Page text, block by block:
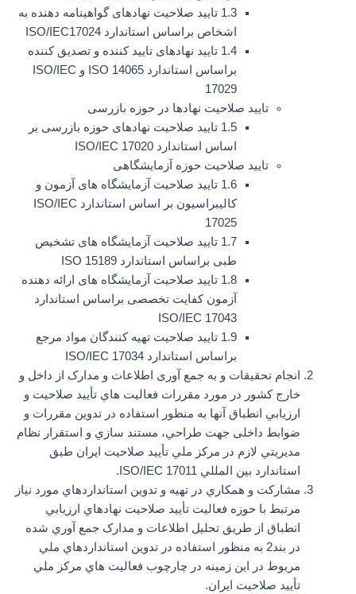
1.3 تایید صلاحیت نهادهای گواهینامه دهنده به
اشخاص براساس استاندارد ISO/IEC17024
1.4 تایید نهادهای تایید کننده و تصدیق کننده
براساس استاندارد ISO 14065 و ISO/IEC
17029
تایید صلاحیت نهادها در حوزه بازرسی
1.5 تایید صلاحیت نهادهای حوزه بازرسی بر
اساس استاندارد ISO/IEC 17020
تایید صلاحیت حوزه آزمایشگاهی
1.6 تایید صلاحیت آزمایشگاه های آزمون و
کالیبراسیون بر اساس استاندارد ISO/IEC
17025
1.7 تایید صلاحیت آزمایشگاه های تشخیص
طبی براساس استاندارد ISO 15189
1.8 تایید صلاحیت آزمایشگاه های ارائه دهنده
آزمون کفایت تخصصی براساس استاندارد
ISO/IEC 17043
1.9 تایید صلاحیت تهیه کنندگان مواد مرجع
براساس استاندارد ISO/IEC 17034
انجام تحقيقات و به جمع آوری اطلاعات و مدارک از داخل و
خارج کشور در مورد مقررات فعاليت هاي تأييد صلاحيت و
ارزيابي انطباق آنها به منظور استفاده در تدوين مقررات و
ضوابط داخلی جهت طراحي، مستند سازي و استقرار نظام
مديريتي لازم در مرکز ملي تأييد صلاحيت ايران طبق
استاندارد بين المللي ISO/IEC 17011.
مشارکت و همکاري در تهيه و تدوين استانداردهاي مورد نياز
مرتبط با حوزه فعاليت تأييد صلاحيت نهادهاي ارزيابي
انطباق از طريق تحليل اطلاعات و مدارک جمع آوري شده
در بند2 به منظور استفاده در تدوين استانداردهاي ملي
مربوط در اين زمينه در چارچوب فعاليت هاي مرکز ملي
تأييد صلاحيت ايران.